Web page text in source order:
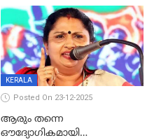
KERALA
Posted On 23-12-2025
ആരും തന്നെ
ഔദ്യോഗികമായി